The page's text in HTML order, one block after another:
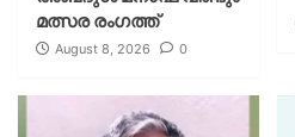
മത്സര രംഗത്ത്
August 8, 2026 0